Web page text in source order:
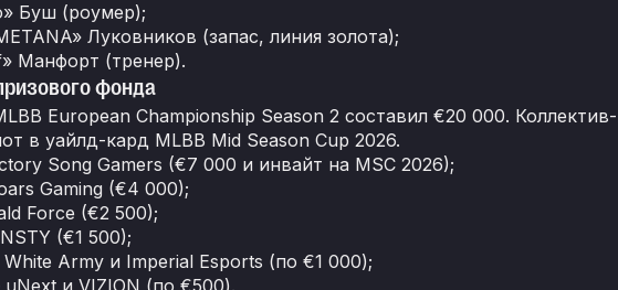
Буш (роумер);
Луковников (запас, линия золота);
Манфорт (тренер).
фонда
European Championship Season 2 составил €20 000.
в уайлд-кард MLBB Mid Season Cup 2026.
Song Gamers (€7 000 и инвайт на MSC 2026);
Gaming (€4 000);
Force (€2 500);
(€1 500);
Army и Imperial Esports (по €1 000);
и VIZION (по €500).